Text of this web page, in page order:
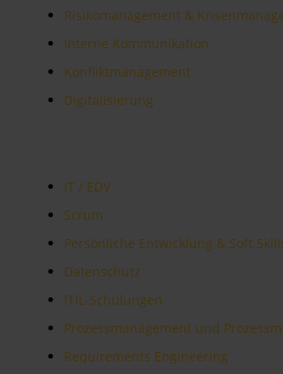
Risikomanagement &
Interne Kommunikation
Konfliktmanagement
Digitalisierung
IT / EDV
Scrum
Persönliche Entwicklung & Soft
Datenschutz
ITIL-Schulungen
Prozessmanagement und
Requirements Engineering